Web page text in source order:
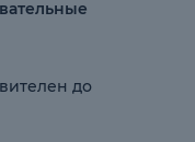
до